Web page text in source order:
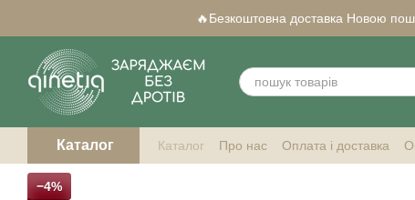
Перейти до основного контенту🔥Безкоштовна доставка Новою
Каталог Каталог Про нас Оплата і доставка
Qi-сумісні смартфони
−4%